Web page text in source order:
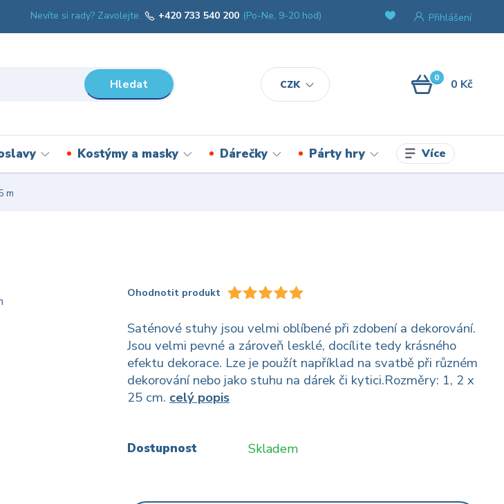
CZK
Přihlášení
Hledat
Nevíte si rady? Zavolejte. +420 733 540 200 (Po-Ne, 9-20 hod)
0 0 Kč
Kostýmy a masky Dárečky Párty hry Více
m
Ohodnotit produkt
Saténové stuhy jsou velmi oblíbené při zdobení a dekorování.
Jsou velmi pevné a zároveň lesklé, docílite tedy krásného
efektu dekorace. Lze je použít například na svatbě při různém
dekorování nebo jako stuhu na dárek či kytici.Rozměry: 1, 2 x
25 cm. celý popis
Dostupnost Skladem